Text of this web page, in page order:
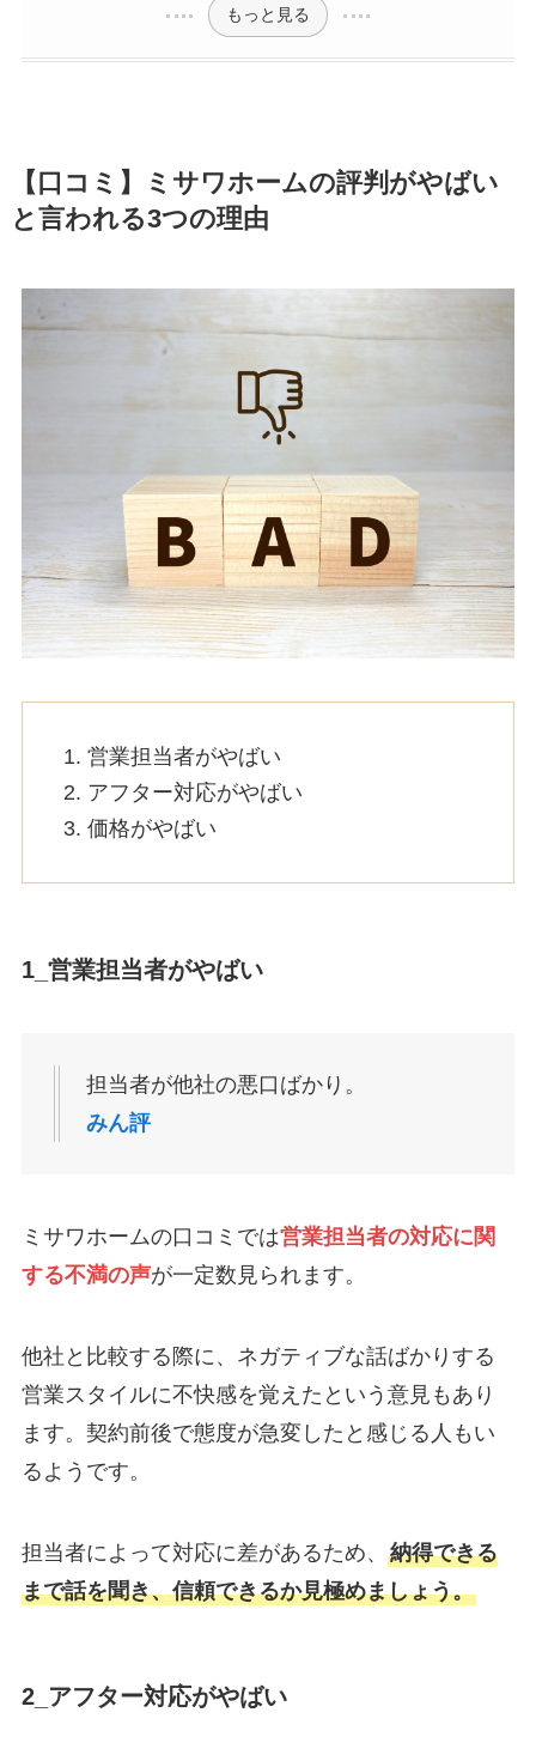
もっと見る
【口コミ】ミサワホームの評判がやばい
と言われる3つの理由
営業担当者がやばい
アフター対応がやばい
価格がやばい
1_営業担当者がやばい
担当者が他社の悪口ばかり。
みん評
ミサワホームの口コミでは営業担当者の対応に関
する不満の声が一定数見られます。
他社と比較する際に、ネガティブな話ばかりする
営業スタイルに不快感を覚えたという意見もあり
ます。契約前後で態度が急変したと感じる人もい
るようです。
担当者によって対応に差があるため、 納得できる
まで話を聞き、信頼できるか見極めましょう。
2_アフター対応がやばい